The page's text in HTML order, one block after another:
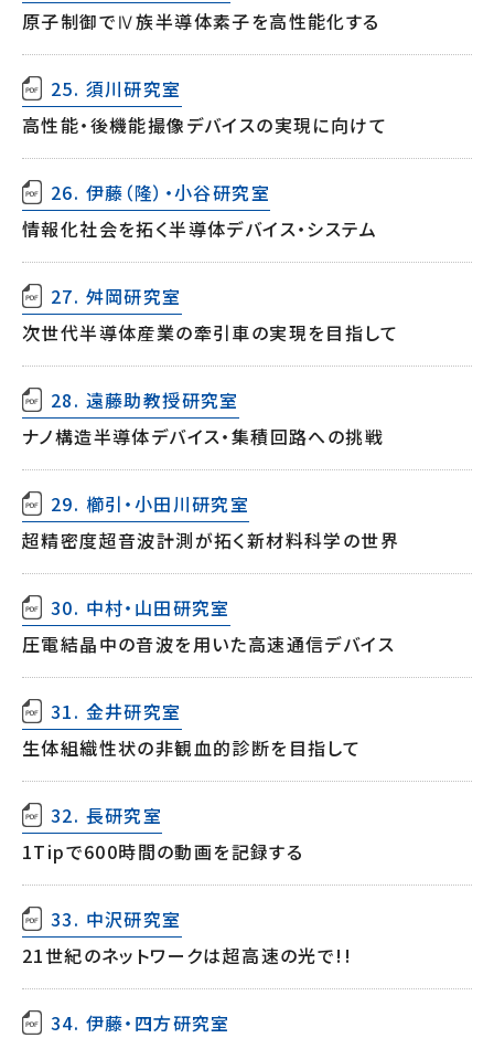
原子制御でⅣ族半導体素子を高性能化する
25. 須川研究室
高性能・後機能撮像デバイスの実現に向けて
26. 伊藤（隆）・小谷研究室
情報化社会を拓く半導体デバイス・システム
27. 舛岡研究室
次世代半導体産業の牽引車の実現を目指して
28. 遠藤助教授研究室
ナノ構造半導体デバイス・集積回路への挑戦
29. 櫛引・小田川研究室
超精密度超音波計測が拓く新材料科学の世界
30. 中村・山田研究室
圧電結晶中の音波を用いた高速通信デバイス
31. 金井研究室
生体組織性状の非観血的診断を目指して
32. 長研究室
1Tipで600時間の動画を記録する
33. 中沢研究室
21世紀のネットワークは超高速の光で!!
34. 伊藤・四方研究室